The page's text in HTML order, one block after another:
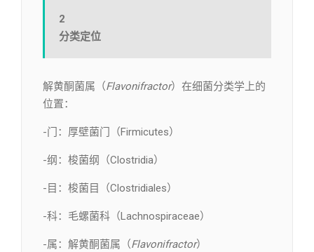
2
分类定位
解黄酮菌属（Flavonifractor）在细菌分类学上的
位置：
-门：厚壁菌门（Firmicutes）
-纲：梭菌纲（Clostridia）
-目：梭菌目（Clostridiales）
-科：毛螺菌科（Lachnospiraceae）
-属：解黄酮菌属（Flavonifractor）